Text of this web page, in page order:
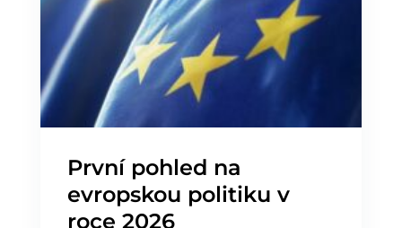
První pohled na
evropskou politiku v
roce 2026